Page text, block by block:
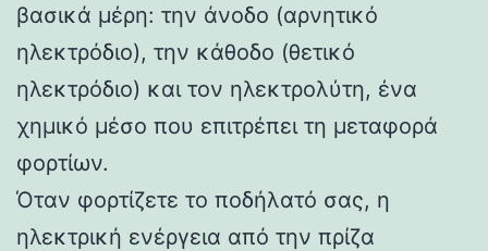
βασικά μέρη: την άνοδο (αρνητικό
ηλεκτρόδιο), την κάθοδο (θετικό
ηλεκτρόδιο) και τον ηλεκτρολύτη, ένα
χημικό μέσο που επιτρέπει τη μεταφορά
φορτίων.
Όταν φορτίζετε το ποδήλατό σας, η
ηλεκτρική ενέργεια από την πρίζα